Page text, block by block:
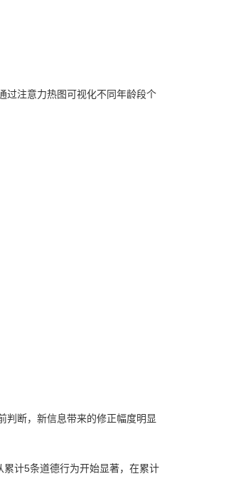
注意力热图可视化不同年龄段个
判断，新信息带来的修正幅度明显
计5条道德行为开始显著，在累计